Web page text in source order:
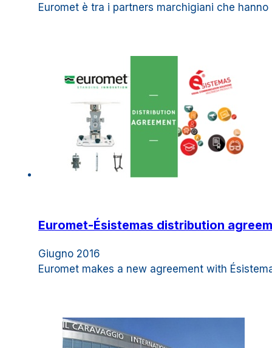
Euromet è tra i partners marchigiani che
Euromet-Ésistemas distribution
Giugno 2016
Euromet makes a new agreement with